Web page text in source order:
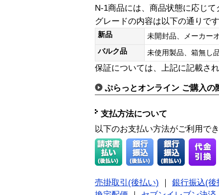
N-1商品には、商品状態に応じ
グレードの内容は以下の通りで
新品
未開封品、メーカー
バルク品
未使用製品、箱無
保証については、上記に記載さ
ぷらっとオンライン ご購入の
支払方法について
以下のお支払い方法がご利用で
売掛取引(後払い)
銀行振込(後